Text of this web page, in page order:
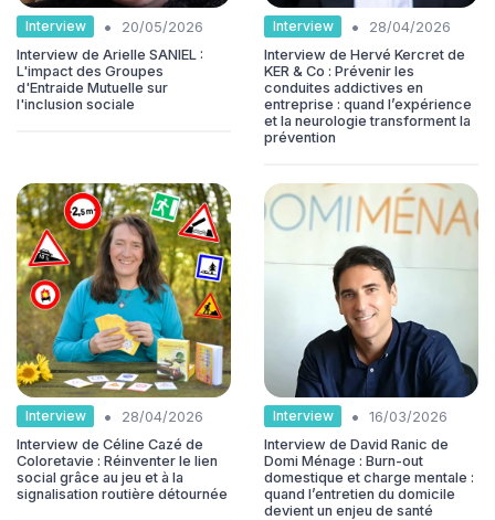
Interview •
20/05/2026
Interview de Arielle SANIEL :
L'impact des Groupes
d'Entraide Mutuelle sur
l'inclusion sociale
Interview •
28/04/2026
Interview de Hervé Kercret de
KER & Co : Prévenir les
conduites addictives en
entreprise : quand l’expérience
et la neurologie transforment la
prévention
Interview •
28/04/2026
Interview de Céline Cazé de
Coloretavie : Réinventer le lien
social grâce au jeu et à la
signalisation routière détournée
Interview •
16/03/2026
Interview de David Ranic de
Domi Ménage : Burn-out
domestique et charge mentale :
quand l’entretien du domicile
devient un enjeu de santé